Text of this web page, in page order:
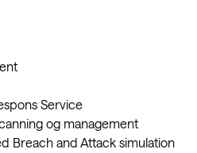
Service
og management
Breach and Attack simulation